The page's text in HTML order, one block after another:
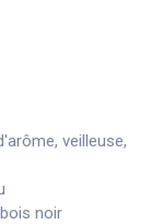
veilleuse,
noir